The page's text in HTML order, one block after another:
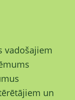
vadošajiem
un